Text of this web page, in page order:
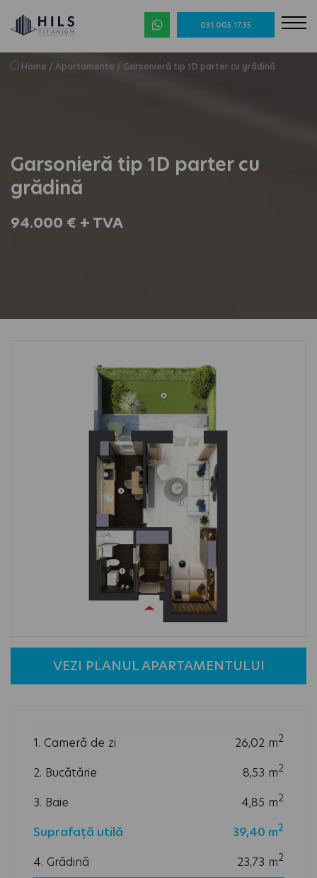
031.005.17.35
Home /Apartamente / Garsonieră tip 1D parter cu grădină
Garsonieră tip 1D parter cu
grădină
94.000 € + TVA
VEZI PLANUL APARTAMENTULUI
1. Cameră de zi 26,02 m2
2. Bucătărie 8,53 m2
3. Baie 4,85 m2
Suprafață utilă 39,40 m2
4. Grădină 23,73 m2